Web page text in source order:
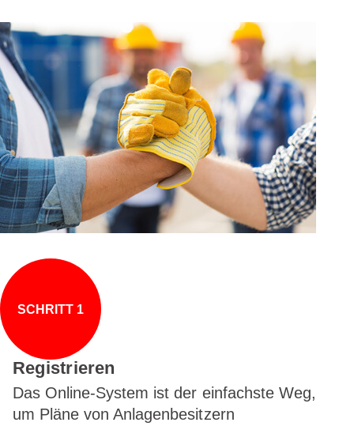
SCHRITT 1
Registrieren
Das Online-System ist der einfachste Weg,
um Pläne von Anlagenbesitzern